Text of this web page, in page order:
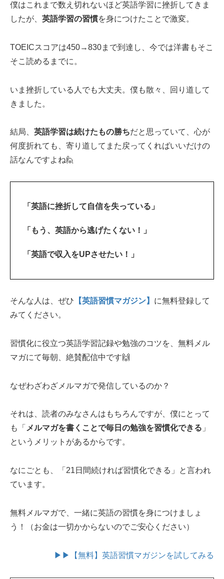
僕はこれまで数え切れないほど英語学習に挫折してきま
したが、 英語学習の習慣を身につけたことで激変。
TOEICスコアは450→830まで到達し、今では洋書もそこ
そこ読めるまでに。
いま挫折している人でも大丈夫。僕も散々、回り道して
きました。
結局、 英語学習は続けたもの勝ちだと思っていて、心が
何度折れても、寄り道してまた戻ってくればいいだけの
話なんですよね🙋‍
「英語に挫折して自信を失っている」
「もう、英語から逃げたくない！」
「英語で収入をUPさせたい！」
そんな人は、ぜひ 【英語習慣マガジン】 に無料登録して
みてください。
習慣化に役立つ英語学習記録や勉強のコツを、無料メル
マガにて毎朝、絶賛配信中です🙌
なぜわざわざメルマガで発信しているのか？
それは、読者のみなさんはもちろんですが、僕にとって
も「 メルマガを書くことで毎日の勉強を習慣化できる 」
というメリットがあるからです。
なにごとも、「21日間続ければ習慣化できる」と言われ
ています。
無料メルマガで、一緒に英語の習慣を身につけましょ
う！（お金は一切かからないのでご安心ください）
▶▶【無料】英語習慣マガジンを試してみる